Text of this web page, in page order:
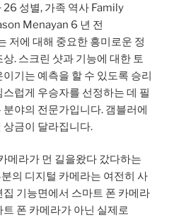
26 성별, 가족 역사 Family
Menayan 6 년 전
저에 대해 중요한 흥미로운 정
. 스크린 샷과 기능에 대한 토
기는 예측을 할 수 있도록 승리
럽게 우승자를 선정하는 데 필
야의 전문가입니다. 갬블러에
상금이 달라집니다.
메라가 먼 길을왔다 갔다하는
의 디지털 카메라는 여전히 사
집 기능면에서 스마트 폰 카메라
폰 카메라가 아닌 실제로